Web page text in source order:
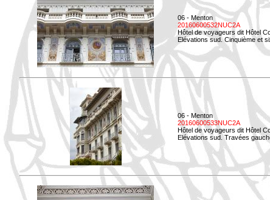
06 - Menton
20160600532NUC2A
Hôtel de voyageurs dit Hôtel
Elévations sud. Cinquième et
06 - Menton
20160600533NUC2A
Hôtel de voyageurs dit Hôtel
Elévations sud. Travées